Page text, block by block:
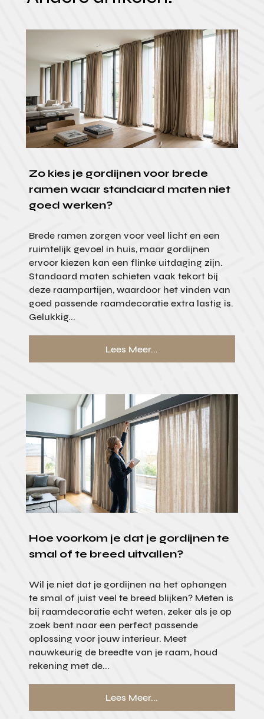
Zo kies je gordijnen voor brede
ramen waar standaard maten niet
goed werken?
Brede ramen zorgen voor veel licht en een
ruimtelijk gevoel in huis, maar gordijnen
ervoor kiezen kan een flinke uitdaging zijn.
Standaard maten schieten vaak tekort bij
deze raampartijen, waardoor het vinden van
goed passende raamdecoratie extra lastig is.
Gelukkig...
Lees Meer...
Hoe voorkom je dat je gordijnen te
smal of te breed uitvallen?
Wil je niet dat je gordijnen na het ophangen
te smal of juist veel te breed blijken? Meten is
bij raamdecoratie echt weten, zeker als je op
zoek bent naar een perfect passende
oplossing voor jouw interieur. Meet
nauwkeurig de breedte van je raam, houd
rekening met de...
Lees Meer...